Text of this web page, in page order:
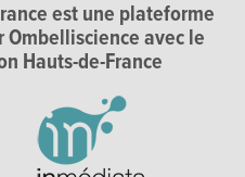
est une plateforme
avec le
Hauts-de-France